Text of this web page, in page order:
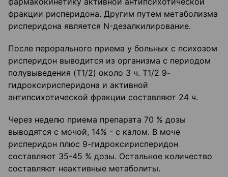
фракции рисперидона. Другим путем метаболизма
рисперидона является N-дезалкилирование.
После перорального приема у больных с психозом
рисперидон выводится из организма с периодом
полувыведения (T1/2) около 3 ч. Т1/2 9-
гидроксирисперидона и активной
антипсихотической фракции составляют 24 ч.
Через неделю приема препарата 70 % дозы
выводятся с мочой, 14% - с калом. В моче
рисперидон плюс 9-гидроксирисперидон
составляют 35-45 % дозы. Остальное количество
составляют неактивные метаболиты.